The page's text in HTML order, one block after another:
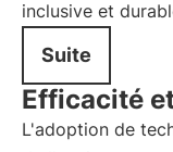
inclusive et
Suite
Efficacité
L'adoption de